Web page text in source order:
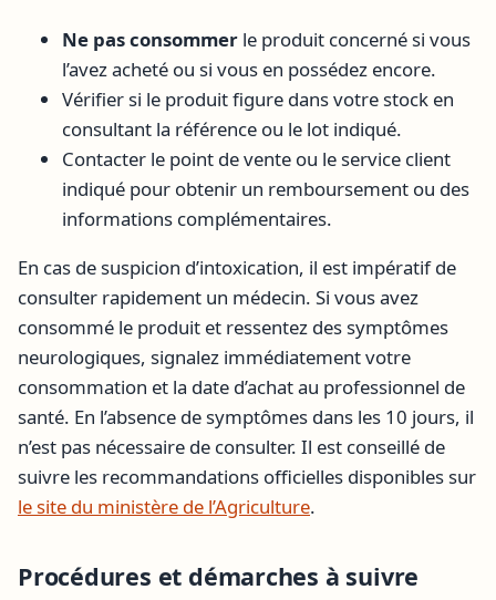
Ne pas consommer le produit concerné si vous
l’avez acheté ou si vous en possédez encore.
Vérifier si le produit figure dans votre stock en
consultant la référence ou le lot indiqué.
Contacter le point de vente ou le service client
indiqué pour obtenir un remboursement ou des
informations complémentaires.
En cas de suspicion d’intoxication, il est impératif de
consulter rapidement un médecin. Si vous avez
consommé le produit et ressentez des symptômes
neurologiques, signalez immédiatement votre
consommation et la date d’achat au professionnel de
santé. En l’absence de symptômes dans les 10 jours, il
n’est pas nécessaire de consulter. Il est conseillé de
suivre les recommandations officielles disponibles sur
le site du ministère de l’Agriculture.
Procédures et démarches à suivre